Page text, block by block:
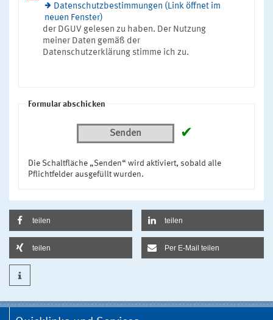
Datenschutzbestimmungen (Link öffnet im
neuen Fenster)
der DGUV gelesen zu haben. Der Nutzung
meiner Daten gemäß der
Datenschutzerklärung stimme ich zu.
Formular abschicken
Senden ✔
Die Schaltfläche „Senden“ wird aktiviert, sobald alle
Pflichtfelder ausgefüllt wurden.
teilen teilen
teilen Per E-Mail teilen